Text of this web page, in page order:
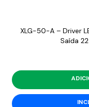
XLG-50-A – Driver
Saída